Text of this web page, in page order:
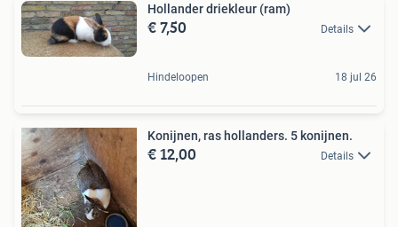
Hollander driekleur (ram)
€ 7,50 Details
Hindeloopen 18 jul 26
Konijnen, ras hollanders. 5 konijnen.
€ 12,00 Details